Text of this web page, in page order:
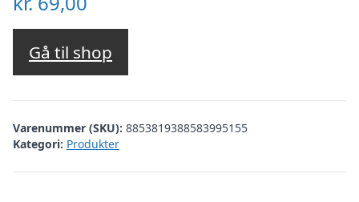
Gå til shop
Varenummer (SKU): 8853819388583995155
Kategori: Produkter